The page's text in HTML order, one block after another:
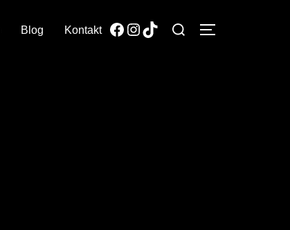
Blog Kontakt